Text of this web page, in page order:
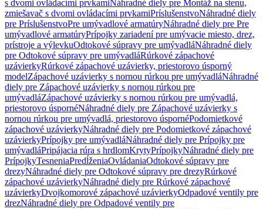
s dvomi ovládacími prvkamiNáhradné diely pre Montáž na stenu,
zmiešavač s dvomi ovládacími prvkamiPríslušenstvoNáhradné diely
pre PríslušenstvoPre umývadlové armatúryNáhradné diely pre Pre
umývadlové armatúryPrípojky zariadení pre umývacie miesto, drez,
prístroje a výlevkuOdtokové súpravy pre umývadláNáhradné diely
pre Odtokové súpravy pre umývadláRúrkové zápachové
uzávierkyRúrkové zápachové uzávierky, priestorovo úsporný
modelZápachové uzávierky s nornou rúrkou pre umývadláNáhradné
diely pre Zápachové uzávierky s nornou rúrkou pre
umývadláZápachové uzávierky s nornou rúrkou pre umývadlá,
priestorovo úspornéNáhradné diely pre Zápachové uzávierky s
nornou rúrkou pre umývadlá, priestorovo úspornéPodomietkové
zápachové uzávierkyNáhradné diely pre Podomietkové zápachové
uzávierkyPrípojky pre umývadláNáhradné diely pre Prípojky pre
umývadláPripájacia rúra s hrdlomKrytyPrípojkyNáhradné diely pre
PrípojkyTesneniaPredĺženiaOvládaniaOdtokové súpravy pre
drezyNáhradné diely pre Odtokové súpravy pre drezyRúrkové
zápachové uzávierkyNáhradné diely pre Rúrkové zápachové
uzávierkyDvojkomorové zápachové uzávierkyOdpadové ventily pre
drezNáhradné diely pre Odpadové ventily pre